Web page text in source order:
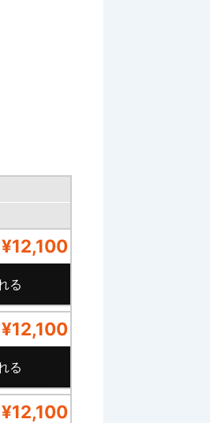
¥12,100
¥12,100
¥12,100